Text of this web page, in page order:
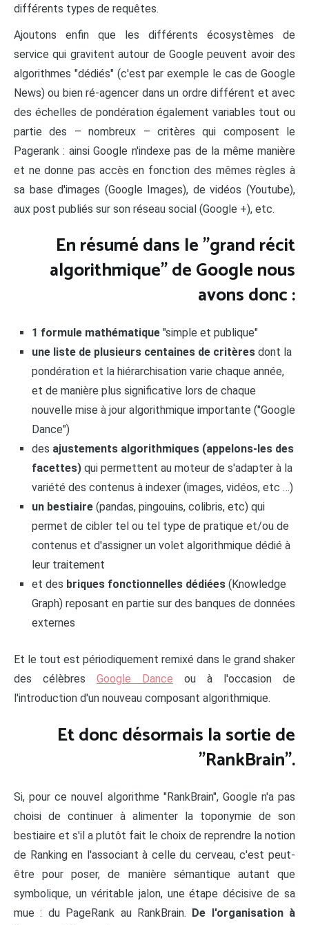
différents types de requêtes.
Ajoutons enfin que les différents écosystèmes de
service qui gravitent autour de Google peuvent avoir des
algorithmes "dédiés" (c'est par exemple le cas de Google
News) ou bien ré-agencer dans un ordre différent et avec
des échelles de pondération également variables tout ou
partie des – nombreux – critères qui composent le
Pagerank : ainsi Google n'indexe pas de la même manière
et ne donne pas accès en fonction des mêmes règles à
sa base d'images (Google Images), de vidéos (Youtube),
aux post publiés sur son réseau social (Google +), etc.
En résumé dans le "grand récit
algorithmique" de Google nous
avons donc :
1 formule mathématique"simple et publique"
une liste de plusieurs centaines de critèresdont la
pondération et la hiérarchisation varie chaque année,
et de manière plus significative lors de chaque
nouvelle mise à jour algorithmique importante ("Google
Dance")
des ajustements algorithmiques (appelons-les des
facettes)qui permettent au moteur de s'adapter à la
variété des contenus à indexer (images, vidéos, etc …)
un bestiaire(pandas, pingouins, colibris, etc) qui
permet de cibler tel ou tel type de pratique et/ou de
contenus et d'assigner un volet algorithmique dédié à
leur traitement
et des briques fonctionnelles dédiées(Knowledge
Graph) reposant en partie sur des banques de données
externes
Et le tout est périodiquement remixé dans le grand shaker
des célèbres Google Dance ou à l'occasion de
l'introduction d'un nouveau composant algorithmique.
Et donc désormais la sortie de
"RankBrain".
Si, pour ce nouvel algorithme "RankBrain", Google n'a pas
choisi de continuer à alimenter la toponymie de son
bestiaire et s'il a plutôt fait le choix de reprendre la notion
de Ranking en l'associant à celle du cerveau, c'est peut-
être pour poser, de manière sémantique autant que
symbolique, un véritable jalon, une étape décisive de sa
mue : du PageRank au RankBrain.
De l'organisation à